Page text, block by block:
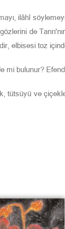
ilâhî
de
elbisesi toz
mi bulunur?
tütsüyü ve